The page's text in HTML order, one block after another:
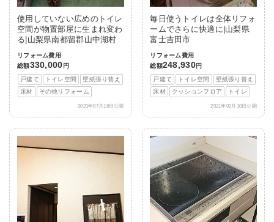
使用していない広めのトイレ
空間が物置部屋に生まれ変わ
る|山梨県南都留郡山中湖村
リフォーム費用
総額330,000 円
戸建て
トイレ空間
壁紙張り替え
床材
その他リフォーム
2021年07月16日公開
毎日使うトイレは全体リフォ
ームでさらに快適に|山梨県
富士吉田市
リフォーム費用
総額248,930円
戸建て
トイレ空間
壁紙張り替え
床材
クッションフロア トイレ
2021年02月10日公開